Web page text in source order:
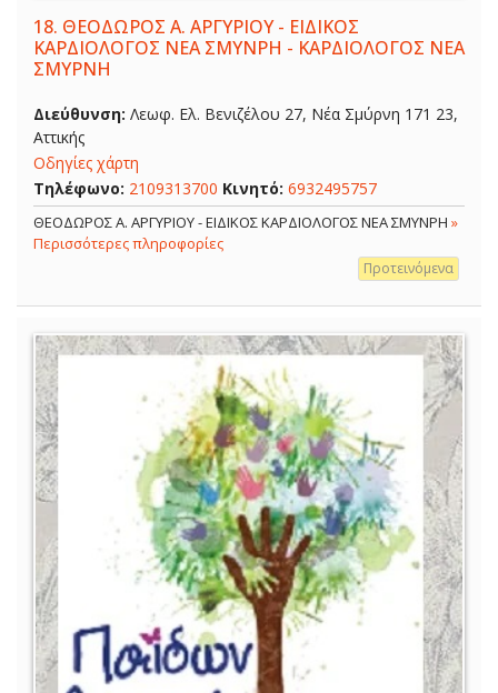
18. ΘΕΟΔΩΡΟΣ Α. ΑΡΓΥΡΙΟΥ - ΕΙΔΙΚΟΣ
ΚΑΡΔΙΟΛΟΓΟΣ ΝΕΑ ΣΜΥΝΡΗ - ΚΑΡΔΙΟΛΟΓΟΣ ΝΕΑ
ΣΜΥΡΝΗ
Διεύθυνση: Λεωφ. Ελ. Βενιζέλου 27, Νέα Σμύρνη 171 23,
Αττικής
Οδηγίες χάρτη
Τηλέφωνο: 2109313700 Κινητό: 6932495757
ΘΕΟΔΩΡΟΣ Α. ΑΡΓΥΡΙΟΥ - ΕΙΔΙΚΟΣ ΚΑΡΔΙΟΛΟΓΟΣ ΝΕΑ ΣΜΥΝΡΗ »
Περισσότερες πληροφορίες
Προτεινόμενα